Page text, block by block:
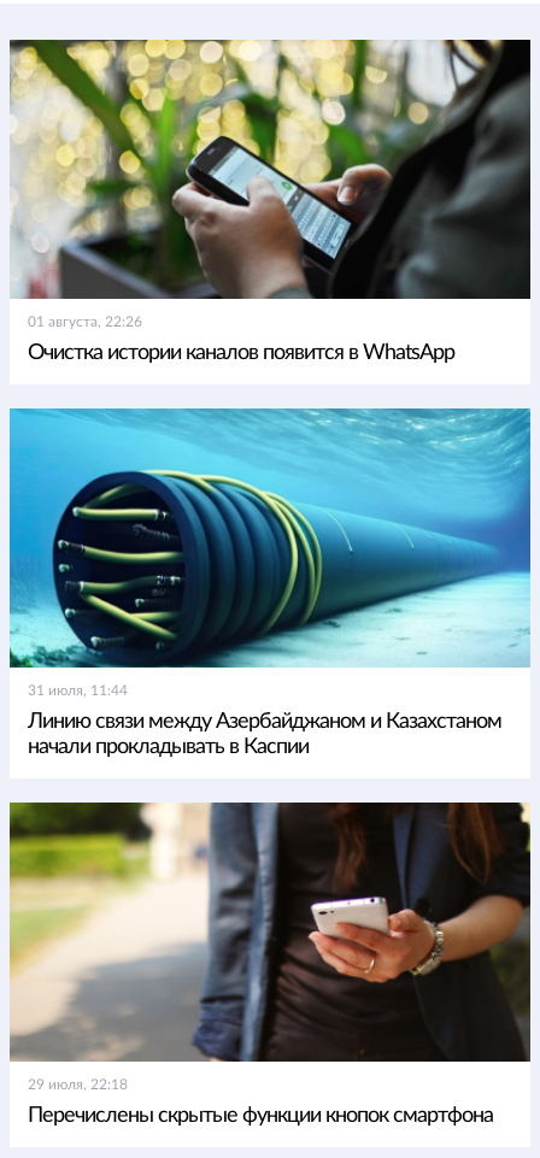
01 августа, 22:26
Очистка истории каналов появится в WhatsApp
31 июля, 11:44
Линию связи между Азербайджаном и Казахстаном
начали прокладывать в Каспии
29 июля, 22:18
Перечислены скрытые функции кнопок смартфона